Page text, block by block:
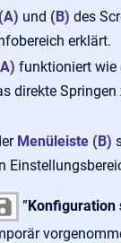
(A) und (B) des
erklärt.
funktioniert wie
direkte Springen
Menüleiste (B)
”Konfiguration